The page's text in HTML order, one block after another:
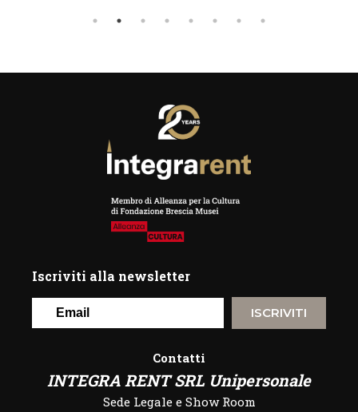
Iscriviti alla newsletter
ISCRIVITI
Contatti
INTEGRA RENT SRL Unipersonale
Sede Legale e Show Room